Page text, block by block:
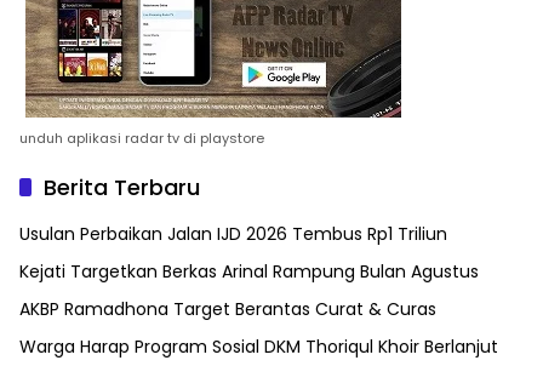
unduh aplikasi radar tv di playstore
Berita Terbaru
Usulan Perbaikan Jalan IJD 2026 Tembus Rp1 Triliun
Kejati Targetkan Berkas Arinal Rampung Bulan Agustus
AKBP Ramadhona Target Berantas Curat & Curas
Warga Harap Program Sosial DKM Thoriqul Khoir Berlanjut